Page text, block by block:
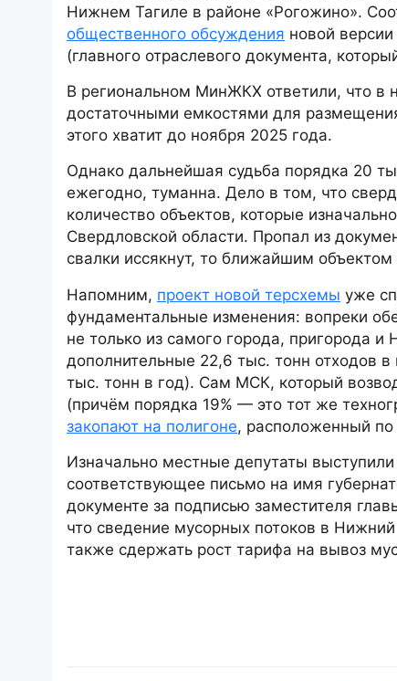
Нижнем Тагиле в районе «Рогожино».
общественного обсуждения новой
(главного отраслевого документа,
В региональном МинЖКХ ответили, что в
достаточными емкостями для
этого хватит до ноября 2025 года.
Однако дальнейшая судьба порядка 20
ежегодно, туманна. Дело в том, что
количество объектов, которые
Свердловской области. Пропал из
свалки иссякнут, то ближайшим
Напомним, проект новой терсхемы уже
фундаментальные изменения: вопреки
не только из самого города, пригорода
дополнительные 22,6 тыс. тонн отходов
тыс. тонн в год). Сам МСК, который
(причём порядка 19% — это тот же
закопают на полигоне, расположенный по
Изначально местные депутаты
соответствующее письмо на имя
документе за подписью заместителя
что сведение мусорных потоков в
также сдержать рост тарифа на вывоз